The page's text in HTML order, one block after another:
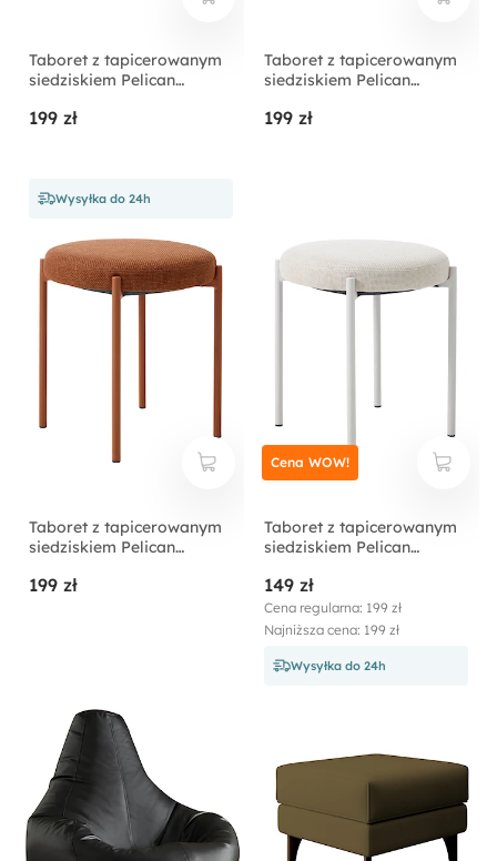
Taboret z tapicerowanym
siedziskiem Pelican
199 zł
Wysyłka do 24h
Taboret z tapicerowanym
siedziskiem Pelican
199 zł
Taboret z tapicerowanym
siedziskiem Pelican
199 zł
Taboret z tapicerowanym
siedziskiem Pelican
149 zł
Cena regularna: 199 zł
Najniższa cena: 199 zł
Cena WOW!
Wysyłka do 24h